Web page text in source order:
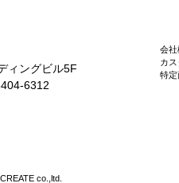
ィングビル5F
6312
会社
カ
特定
co.,ltd.